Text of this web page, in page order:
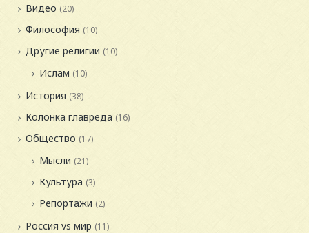
Видео (20)
Философия (10)
Другие религии (10)
Ислам (10)
История (38)
Колонка главреда (16)
Общество (17)
Мысли (21)
Культура (3)
Репортажи (2)
Россия vs мир (11)